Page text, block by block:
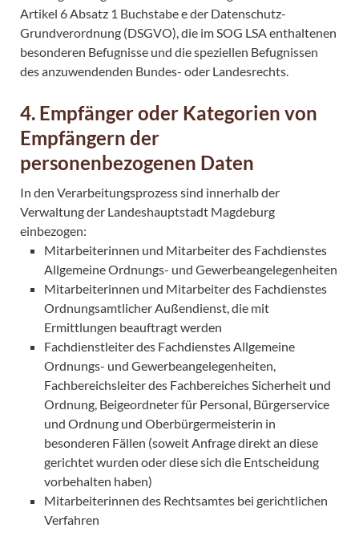
Artikel 6 Absatz 1 Buchstabe e der Datenschutz-
Grundverordnung (DSGVO), die im SOG LSA enthaltenen
besonderen Befugnisse und die speziellen Befugnissen
des anzuwendenden Bundes- oder Landesrechts.
4. Empfänger oder Kategorien von
Empfängern der
personenbezogenen Daten
In den Verarbeitungsprozess sind innerhalb der
Verwaltung der Landeshauptstadt Magdeburg
einbezogen:
Mitarbeiterinnen und Mitarbeiter des Fachdienstes
Allgemeine Ordnungs- und Gewerbeangelegenheiten
Mitarbeiterinnen und Mitarbeiter des Fachdienstes
Ordnungsamtlicher Außendienst, die mit
Ermittlungen beauftragt werden
Fachdienstleiter des Fachdienstes Allgemeine
Ordnungs- und Gewerbeangelegenheiten,
Fachbereichsleiter des Fachbereiches Sicherheit und
Ordnung, Beigeordneter für Personal, Bürgerservice
und Ordnung und Oberbürgermeisterin in
besonderen Fällen (soweit Anfrage direkt an diese
gerichtet wurden oder diese sich die Entscheidung
vorbehalten haben)
Mitarbeiterinnen des Rechtsamtes bei gerichtlichen
Verfahren